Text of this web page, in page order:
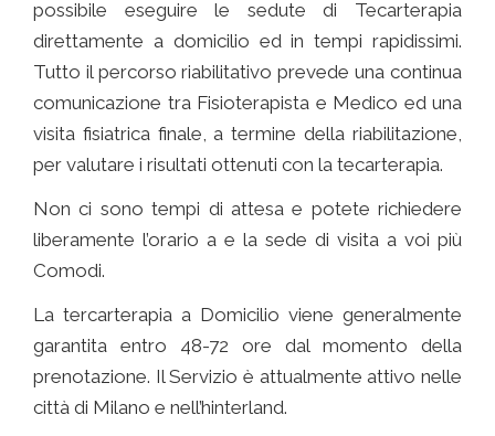
possibile eseguire le sedute di Tecarterapia
direttamente a domicilio ed in tempi rapidissimi.
Tutto il percorso riabilitativo prevede una continua
comunicazione tra Fisioterapista e Medico ed una
visita fisiatrica finale, a termine della riabilitazione,
per valutare i risultati ottenuti con la tecarterapia.
Non ci sono tempi di attesa e potete richiedere
liberamente l’orario a e la sede di visita a voi più
Comodi.
La tercarterapia a Domicilio viene generalmente
garantita entro 48-72 ore dal momento della
prenotazione. Il Servizio è attualmente attivo nelle
città di Milano e nell’hinterland.